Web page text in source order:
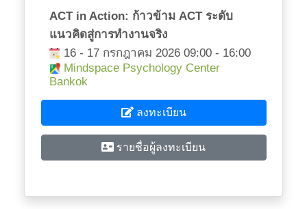
ACT in Action: ก้าวข้าม ACT ระดับ
แนวคิดสู่การทำงานจริง
16 - 17 กรกฎาคม 2026 09:00 - 16:00
Mindspace Psychology Center
Bankok
ลงทะเบียน
รายชื่อผู้ลงทะเบียน